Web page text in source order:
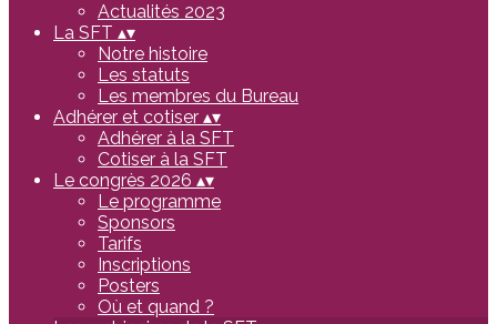
Actualités 2023
La SFT ▴▾
Notre histoire
Les statuts
Les membres du Bureau
Adhérer et cotiser ▴▾
Adhérer à la SFT
Cotiser à la SFT
Le congrès 2026 ▴▾
Le programme
Sponsors
Tarifs
Inscriptions
Posters
Où et quand ?